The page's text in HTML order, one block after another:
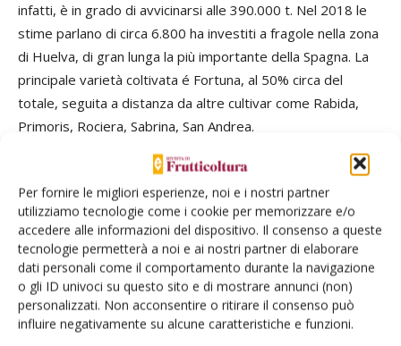
Per fornire le migliori esperienze, noi e i nostri partner
utilizziamo tecnologie come i cookie per memorizzare e/o
accedere alle informazioni del dispositivo. Il consenso a queste
tecnologie permetterà a noi e ai nostri partner di elaborare
dati personali come il comportamento durante la navigazione
o gli ID univoci su questo sito e di mostrare annunci (non)
personalizzati. Non acconsentire o ritirare il consenso può
influire negativamente su alcune caratteristiche e funzioni.
infatti, è in grado di avvicinarsi alle 390.000 t. Nel 2018 le
stime parlano di circa 6.800 ha investiti a fragole nella zona
di Huelva, di gran lunga la più importante della Spagna. La
principale varietà coltivata é Fortuna, al 50% circa del
totale, seguita a distanza da altre cultivar come Rabida,
Primoris, Rociera, Sabrina, San Andrea.
Nel 2017 la Spagna ha avviato all’esportazione circa
300.000 t di prodotto, destinate quasi esclusivamente ai
Paesi dell’Ue. Spicca come principale destinazione la
Germania che assorbe quote pari mediamente a oltre il
30% del totale esportato, circa 92.000 t nel 2017, in lieve
diminuzione. Seguono poi la Francia, con oltre 50.000 t di
prodotto, il Regno Unito con circa 35.0000 t e, al quarto
posto, proprio l’Italia con importazioni di fragole spagnole
che nel 2017 si sono avvicinate alle 30.000 t.